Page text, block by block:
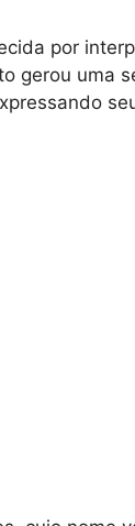
por
gerou uma